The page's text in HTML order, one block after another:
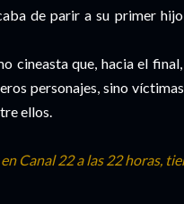
de parir a su primer
cineasta que, hacia el
personajes, sino
ellos.
Canal 22 a las 22 horas,